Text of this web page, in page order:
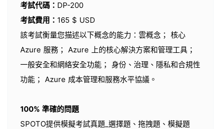
考試代碼： DP-200
考試費用： 165 $ USD
該考試衡量您描述以下概念的能力：雲概念； 核心
Azure 服務； Azure 上的核心解決方案和管理工具；
一般安全和網絡安全功能； 身份、治理、隱私和合規性
功能； Azure 成本管理和服務水平協議。
100% 準確的問題
SPOTO提供模擬考試真題_選擇題、拖拽題、模擬題